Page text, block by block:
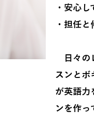
・安心
・担任
日々の
スンとボ
が英語力
ンを作っ